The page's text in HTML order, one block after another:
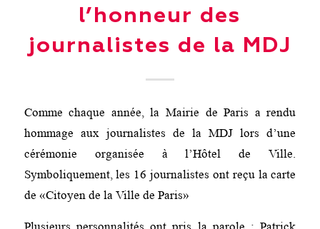
l’honneur des
journalistes de la MDJ
Comme chaque année, la Mairie de Paris a rendu
hommage aux journalistes de la MDJ lors d’une
cérémonie organisée à l’Hôtel de Ville.
Symboliquement, les 16 journalistes ont reçu la carte
de «Citoyen de la Ville de Paris»